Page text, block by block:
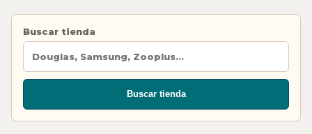
Buscar tienda
Buscar tienda